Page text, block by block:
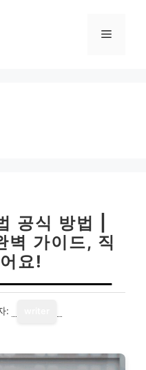
메
공식 방법 |
벽 가이드, 직
요!
: